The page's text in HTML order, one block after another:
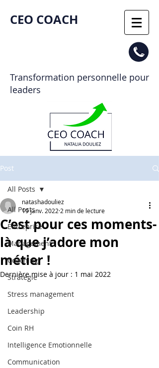
CEO COACH​
Transformation personnelle pour
leaders
Post
All Posts
Entreprise
Management
Coaching
Stratégie
Stress management
Leadership
Coin RH
Intelligence Emotionnelle
Communication
All Posts
C’est pour ces moments-
là que j’adore mon
métier !
natashadouliez
19 janv. 2022 2 min de lecture
Dernière mise à jour : 1 mai 2022